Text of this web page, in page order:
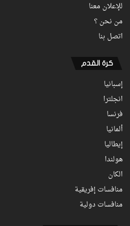
للإعلان معنا
من نحن ؟
اتصل بنا
كرة القدم
إسبانيا
انجلترا
فرنسا
ألمانيا
إيطاليا
هولندا
الكان
منافسات إفريقية
منافسات دولية